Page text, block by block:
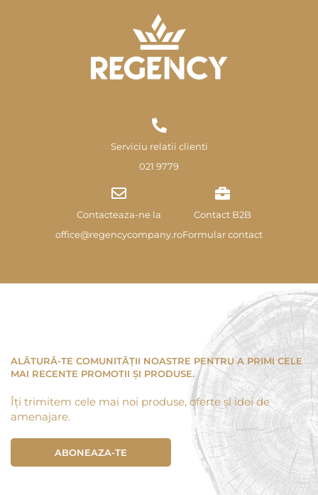
Serviciu relatii clienti
021 9779
Contacteaza-ne la
office@regencycompany.ro
Contact B2B
Formular contact
ALĂTURĂ-TE COMUNITĂȚII NOASTRE PENTRU A PRIMI CELE
MAI RECENTE PROMOTII ȘI PRODUSE.
Îți trimitem cele mai noi produse, oferte și idei de
amenajare.
ABONEAZA-TE